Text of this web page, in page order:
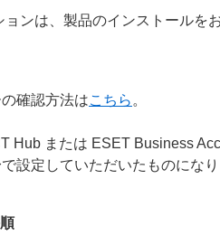
ンは、製品のインストールを
確認方法はこちら 。
Hub または ESET Business
設定していただいたものにな